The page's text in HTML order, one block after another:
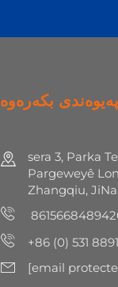
پەیوەندی بکەرەوە
sera 3, Parka
Pargeweyê
Zhangqiu,
+86 (0) 531
[email